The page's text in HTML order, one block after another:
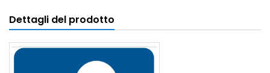
Dettagli del prodotto